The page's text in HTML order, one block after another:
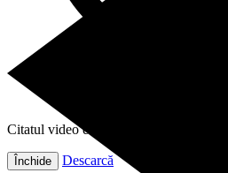
Citatul video este gata!
Închide Descarcă